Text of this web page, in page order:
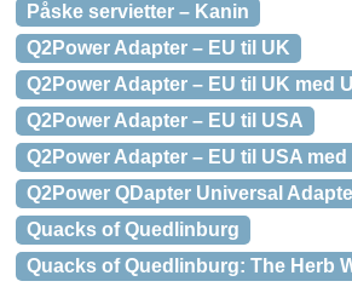
Påske servietter – Kanin
Q2Power Adapter – EU til UK
Q2Power Adapter – EU til UK med
Q2Power Adapter – EU til USA
Q2Power Adapter – EU til USA med
Q2Power QDapter Universal
Quacks of Quedlinburg
Quacks of Quedlinburg: The Herb